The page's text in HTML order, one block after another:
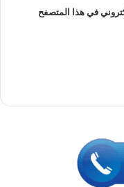
في هذا المتصفح